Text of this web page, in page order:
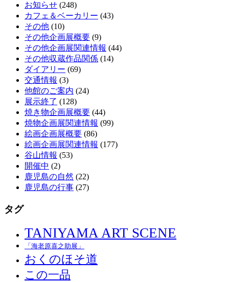
お知らせ (248)
カフェ＆ベーカリー (43)
その他 (10)
その他企画展概要 (9)
その他企画展関連情報 (44)
その他収蔵作品関係 (14)
ダイアリー (69)
交通情報 (3)
他館のご案内 (24)
展示終了 (128)
焼き物企画展概要 (44)
焼物企画展関連情報 (99)
絵画企画展概要 (86)
絵画企画展関連情報 (177)
谷山情報 (53)
開催中 (2)
鹿児島の自然 (22)
鹿児島の行事 (27)
タグ
TANIYAMA ART SCENE
「海老原喜之助展」
おくのほそ道
この一品